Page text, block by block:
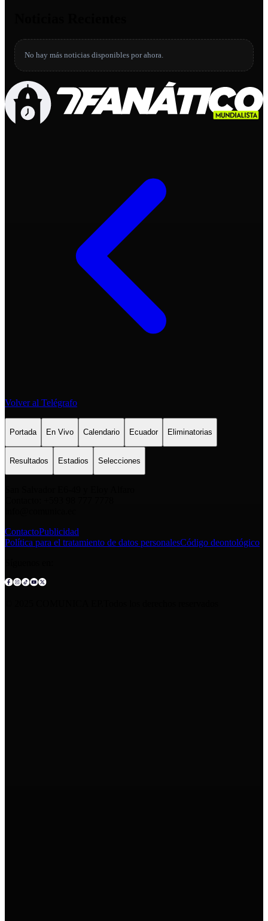
No hay más noticias disponibles por ahora.
Volver al Telégrafo
Portada En Vivo Calendario Ecuador Eliminatorias
Resultados Estadios Selecciones
ContactoPublicidad
Política para el tratamiento de datos personalesCódigo deontológico